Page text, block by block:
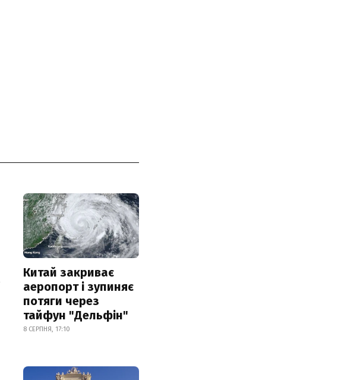
Китай закриває
аеропорт і зупиняє
потяги через
тайфун "Дельфін"
8 СЕРПНЯ, 17:10